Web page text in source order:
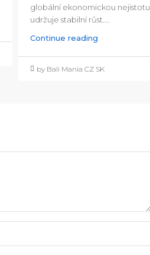
globální ekonomickou nejistotu
udržuje stabilní růst....
Continue reading
by Bali Mania CZ SK